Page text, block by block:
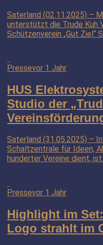
Saterland (02.11.2025) –
unterstützt die Trude Kuh
Schützenverein „Gut Ziel“
Pressevor 1 Jahr
HUS
Studio der
Saterland (31.05.2025) –
Schaltzentrale für Ideen,
hunderter Vereine dient, ist
Pressevor 1 Jahr
Highlight im
Logo strahlt im